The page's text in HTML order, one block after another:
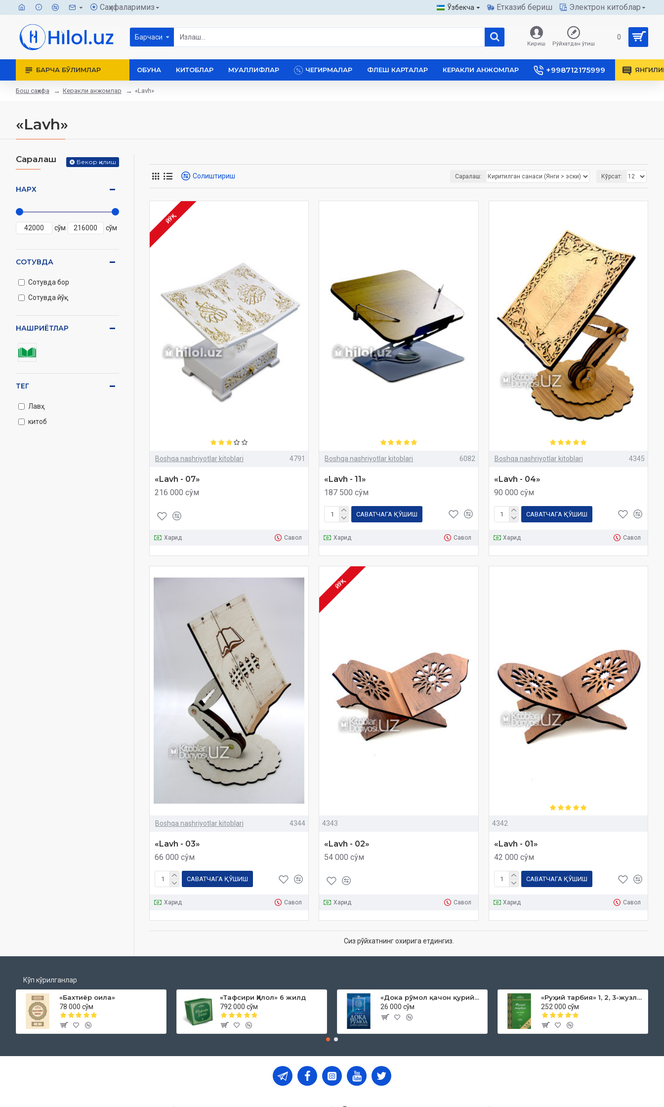
Саҳифаларимиз Ўзбекча Етказиб бериш Электрон китоблар
Барчаси
Кириш Рўйхатдан ўтиш
0
БАРЧА БЎЛИМЛАР ОБУНА КИТОБЛАР МУАЛЛИФЛАР ЧЕГИРМАЛАР ФЛЕШ КАРТАЛАР КЕРАКЛИ АНЖОМЛАР +998712175999
Бош саҳифа Керакли анжомлар «Lavh»
«Lavh»
Саралаш Бекор қилиш
НАРХ
сўм сўм
НАШРИЁТЛАР
ТЕГ
Лавҳ
китоб
СОТУВДА
Сотувда бор
Сотувда йўқ
Солиштириш Саралаш: Кўрсат:
ЙЎҚ
Boshqa nashriyotlar kitoblari 4791
«Lavh - 07»
216 000 сўм
Харид Савол
Boshqa nashriyotlar kitoblari 6082
«Lavh - 11»
187 500 сўм
САВАТЧАГА ҚЎШИШ
Харид Савол
Boshqa nashriyotlar kitoblari 4345
«Lavh - 04»
90 000 сўм
САВАТЧАГА ҚЎШИШ
Харид Савол
Boshqa nashriyotlar kitoblari 4344
«Lavh - 03»
66 000 сўм
САВАТЧАГА ҚЎШИШ
Харид Савол
ЙЎҚ
4343
«Lavh - 02»
54 000 сўм
Харид Савол
4342
«Lavh - 01»
42 000 сўм
САВАТЧАГА ҚЎШИШ
Харид Савол
Сиз рўйхатнинг охирига етдингиз.
Кўп кўрилганлар
«Бахтиёр оила»
78 000 сўм
«Тафсири Ҳилол» 6 жилд
792 000 сўм
«Дока рўмол қачон қурийди»
26 000 сўм
«Руҳий тарбия» 1, 2, 3-жузлар
252 000 сўм